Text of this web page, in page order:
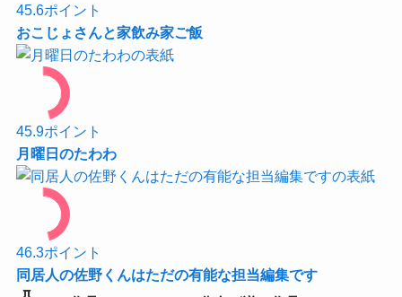
45.6ポイント
おこじょさんと家飲み家ご飯
45.9ポイント
月曜日のたわわ
46.3ポイント
同居人の佐野くんはただの有能な担当編集です